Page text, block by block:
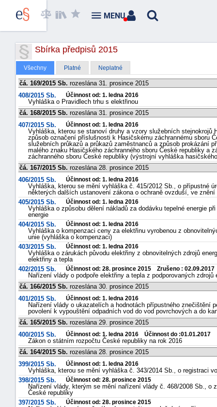
Sbírka předpisů 2015
Všechny Platné Neplatné
čá. 169/2015 Sb. rozeslána 31. prosince 2015
408/2015 Sb.
Účinnost od: 1. ledna 2016
Vyhláška o Pravidlech trhu s elektřinou
čá. 168/2015 Sb. rozeslána 31. prosince 2015
407/2015 Sb.
Účinnost od: 1. ledna 2016
Vyhláška, kterou se stanoví druhy a vzory služebních stejnokrojů
způsob označení příslušnosti k Hasičskému záchrannému sboru
služebních průkazů a průkazů zaměstnanců a způsob prokázání
malého znaku Hasičského záchranného sboru České republiky a
záchranného sboru České republiky (výstrojní vyhláška
čá. 167/2015 Sb. rozeslána 28. prosince 2015
406/2015 Sb.
Účinnost od: 1. ledna 2016
Vyhláška, kterou se mění vyhláška č. 415/2012 Sb., o přípustné
některých dalších ustanovení zákona o ochraně ovzduší, ve
405/2015 Sb.
Účinnost od: 1. ledna 2016
Vyhláška o způsobu dělení nákladů za dodávku tepelné energie
energie
404/2015 Sb.
Účinnost od: 1. ledna 2016
Vyhláška o kompenzaci ceny za elektřinu vyrobenou z
unie (vyhláška o kompenzaci)
403/2015 Sb.
Účinnost od: 1. ledna 2016
Vyhláška o zárukách původu elektřiny z obnovitelných zdrojů
elektřiny a tepla
402/2015 Sb.
Účinnost od: 28. prosince 2015 Zrušeno : 02.09.2017
Nařízení vlády o podpoře elektřiny a tepla z podporovaných zdrojů
čá. 166/2015 Sb. rozeslána 30. prosince 2015
401/2015 Sb.
Účinnost od: 1. ledna 2016
Nařízení vlády o ukazatelích a hodnotách přípustného znečištění
povolení k vypouštění odpadních vod do vod povrchových a do
čá. 165/2015 Sb. rozeslána 29. prosince 2015
400/2015 Sb.
Účinnost od: 1. ledna 2016 Účinnost do :01.01.2017
Zákon o státním rozpočtu České republiky na rok 2016
čá. 164/2015 Sb. rozeslána 28. prosince 2015
399/2015 Sb.
Účinnost od: 1. ledna 2016
Vyhláška, kterou se mění vyhláška č. 343/2014 Sb., o registraci
398/2015 Sb.
Účinnost od: 28. prosince 2015
Nařízení vlády, kterým se mění nařízení vlády č. 468/2008 Sb., o
České republiky
397/2015 Sb.
Účinnost od: 28. prosince 2015
MENU
náhrady
škody